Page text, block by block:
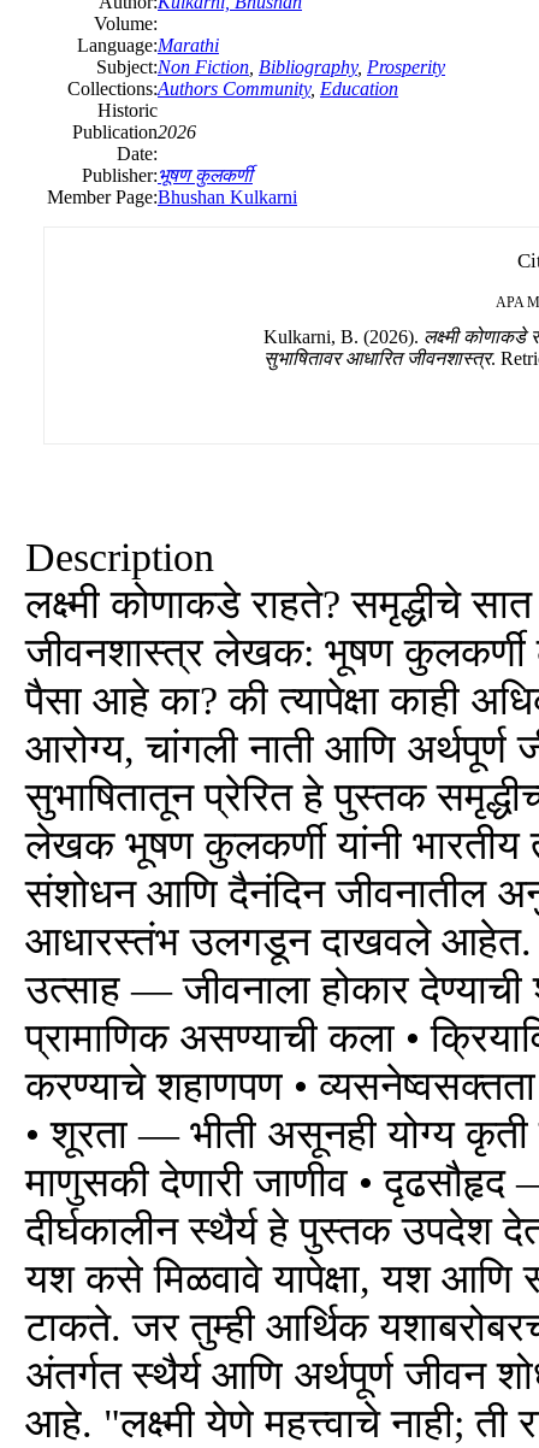
Volume:
Language:Marathi
Subject:Non Fiction Bibliography, Prosperity
Collections:Authors Community, Education
Historic
Publication
Date:
2026
Publisher:भूषण कुलकर्णी
Member Page:Bhushan Kulkarni
APA
Kulkarni, B. (2026). लक्ष्मी कोणाकडे
सुभाषितावर आधारित जीवनशास्त्र.
Description
लक्ष्मी कोणाकडे राहते? समृद्धीचे
जीवनशास्त्र लेखक: भूषण कुलकर्णी
पैसा आहे का? की त्यापेक्षा काही
आरोग्य, चांगली नाती आणि
सुभाषितातून प्रेरित हे पुस्तक
लेखक भूषण कुलकर्णी यांनी भारतीय
संशोधन आणि दैनंदिन जीवनातील
आधारस्तंभ उलगडून दाखवले आहेत.
उत्साह — जीवनाला होकार
प्रामाणिक असण्याची कला •
करण्याचे शहाणपण •
• शूरता — भीती असूनही योग्य कृती
माणुसकी देणारी जाणीव • दृढसौहृद
दीर्घकालीन स्थैर्य हे पुस्तक उपदेश
यश कसे मिळवावे यापेक्षा, यश आणि
टाकते. जर तुम्ही आर्थिक
अंतर्गत स्थैर्य आणि अर्थपूर्ण जीवन
आहे. "लक्ष्मी येणे महत्त्वाचे नाही; ती